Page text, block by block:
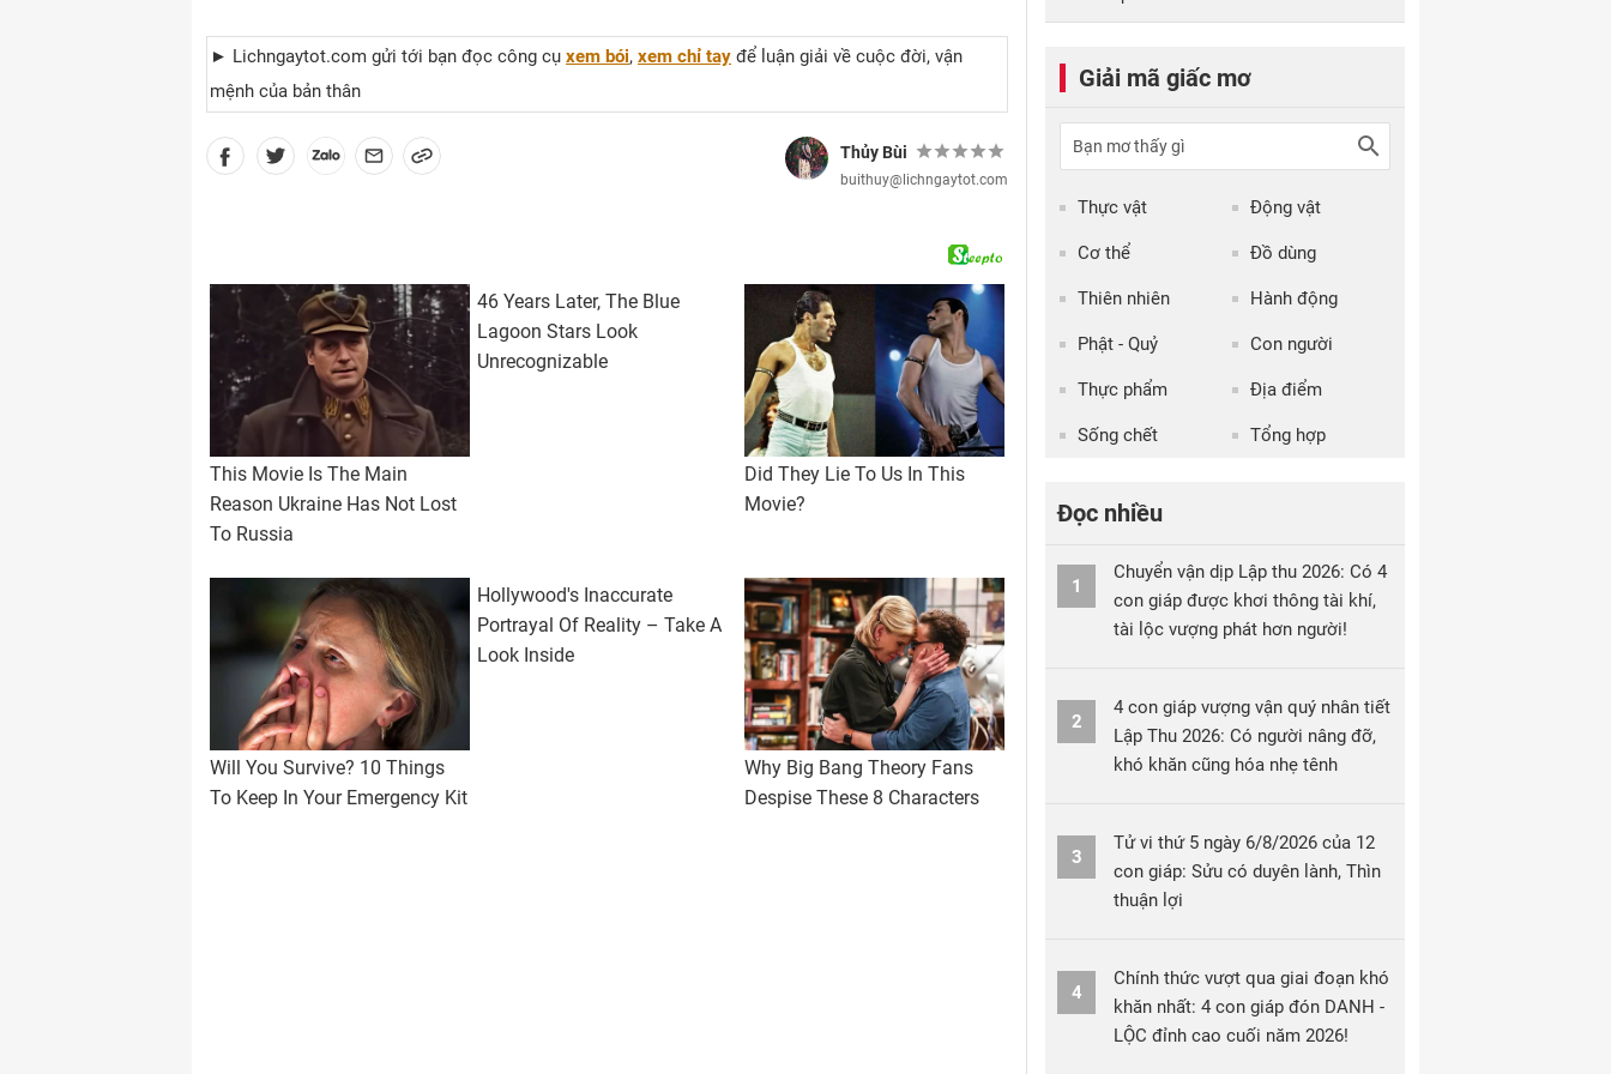
► Lichngaytot.com gửi tới bạn đọc công cụ xem bói, xem chỉ tay để luận giải về cuộc đời, vận
mệnh của bản thân
Thủy Bùi
buithuy@lichngaytot.com
Giải mã giấc mơ
Thực vật Động vật
Cơ thể Đồ dùng
Thiên nhiên Hành động
Phật - Quỷ Con người
Thực phẩm Địa điểm
Sống chết Tổng hợp
Đọc nhiều
1
Chuyển vận dịp Lập thu 2026: Có 4
con giáp được khơi thông tài khí,
tài lộc vượng phát hơn người!
2
4 con giáp vượng vận quý nhân tiết
Lập Thu 2026: Có người nâng đỡ,
khó khăn cũng hóa nhẹ tênh
3
Tử vi thứ 5 ngày 6/8/2026 của 12
con giáp: Sửu có duyên lành, Thìn
thuận lợi
4
Chính thức vượt qua giai đoạn khó
khăn nhất: 4 con giáp đón DANH -
LỘC đỉnh cao cuối năm 2026!